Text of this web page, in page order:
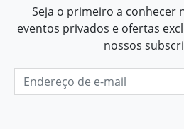
Seja o primeiro a conhecer
eventos privados e ofertas
nossos